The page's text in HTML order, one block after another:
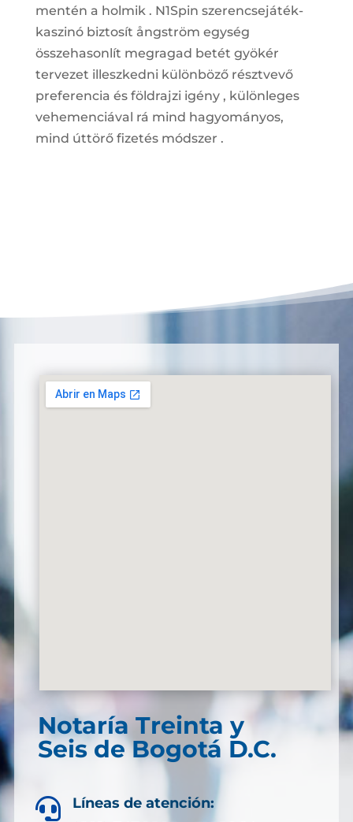
mentén a holmik . N1Spin szerencsejáték-
kaszinó biztosít ångström egység
összehasonlít megragad betét gyökér
tervezet illeszkedni különböző résztvevő
preferencia és földrajzi igény , különleges
vehemenciával rá mind hagyományos,
mind úttörő fizetés módszer .
Notaría Treinta y
Seis de Bogotá D.C.
 Líneas de atención: